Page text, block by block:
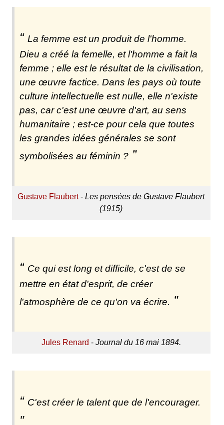
La femme est un produit de l'homme.
Dieu a créé la femelle, et l'homme a fait la
femme ; elle est le résultat de la civilisation,
une œuvre factice. Dans les pays où toute
culture intellectuelle est nulle, elle n'existe
pas, car c'est une œuvre d'art, au sens
humanitaire ; est-ce pour cela que toutes
les grandes idées générales se sont
symbolisées au féminin ?
Gustave Flaubert-Les pensées de Gustave Flaubert
(1915)
Ce qui est long et difficile, c'est de se
mettre en état d'esprit, de créer
l'atmosphère de ce qu'on va écrire.
Jules Renard - Journal du 16 mai 1894.
C'est créer le talent que de l'encourager.